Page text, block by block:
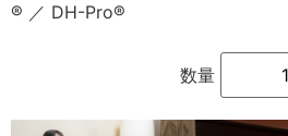
® ／ DH-Pro®
数量